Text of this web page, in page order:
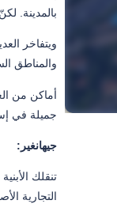
بالمدينة.
ويتفاخر
والمناطق
أماكن من
جميلة في
جيهانغير:
تنقلك
التجارية